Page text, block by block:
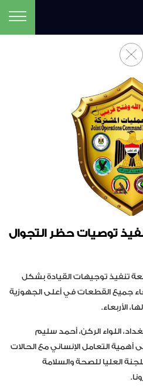
توصيات حظر التجوال
تنفيذ توجيهات القيادة بشكل
جميع القطعات في أعلى الجهوزية
الأربعاء.
اللواء الركن، أحمد سليم
التعامل الإنساني مع الحالات
العليا للصحة والسلامة